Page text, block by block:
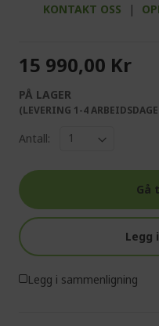
KONTAKT OSS |
15 990,00 Kr
PÅ LAGER
(LEVERING 1-4
Antall:
Gå
Legg
Legg i sammenligning